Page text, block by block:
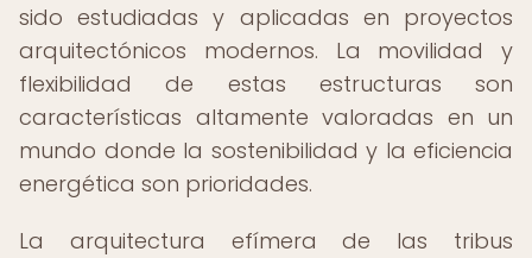
sido estudiadas y aplicadas en proyectos
arquitectónicos modernos. La movilidad y
flexibilidad de estas estructuras son
características altamente valoradas en un
mundo donde la sostenibilidad y la eficiencia
energética son prioridades.
La arquitectura efímera de las tribus